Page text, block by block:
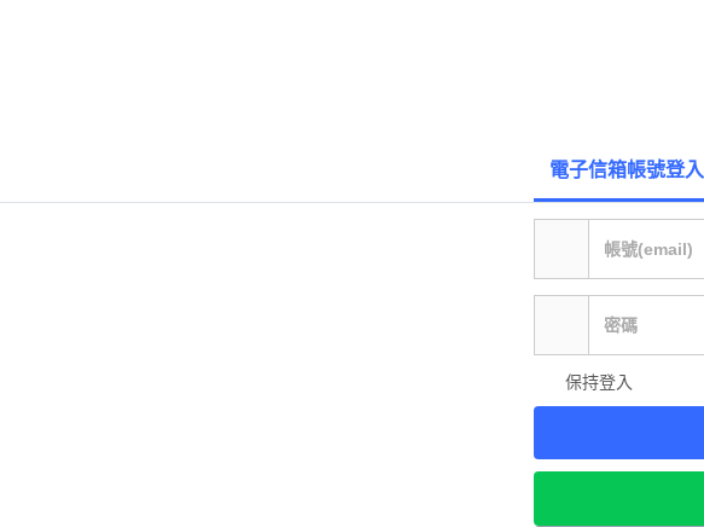
電子信箱帳號登入
保持登入